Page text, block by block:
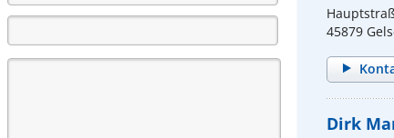
45879
Dirk